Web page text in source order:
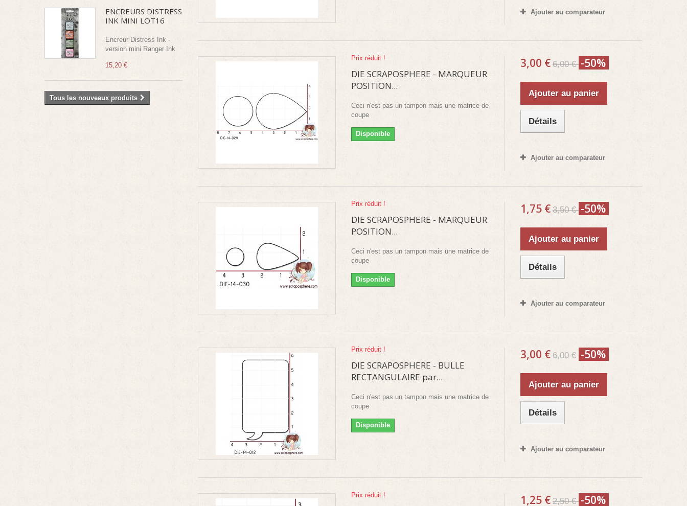
ENCREURS DISTRESS
INK MINI LOT16
Encreur Distress Ink -
version mini Ranger Ink
15,20 €
Tous les nouveaux produits
Ajouter au comparateur
Prix réduit !
DIE SCRAPOSPHERE - MARQUEUR
POSITION...
Ceci n'est pas un tampon mais une matrice de
coupe
Disponible
3,00 € 6,00 € -50%
Ajouter au panier
Détails
Ajouter au comparateur
Prix réduit !
DIE SCRAPOSPHERE - MARQUEUR
POSITION...
Ceci n'est pas un tampon mais une matrice de
coupe
Disponible
1,75 € 3,50 € -50%
Ajouter au panier
Détails
Ajouter au comparateur
Prix réduit !
DIE SCRAPOSPHERE - BULLE
RECTANGULAIRE par...
Ceci n'est pas un tampon mais une matrice de
coupe
Disponible
3,00 € 6,00 € -50%
Ajouter au panier
Détails
Ajouter au comparateur
Prix réduit ! 1,25 € 2,50 € -50%